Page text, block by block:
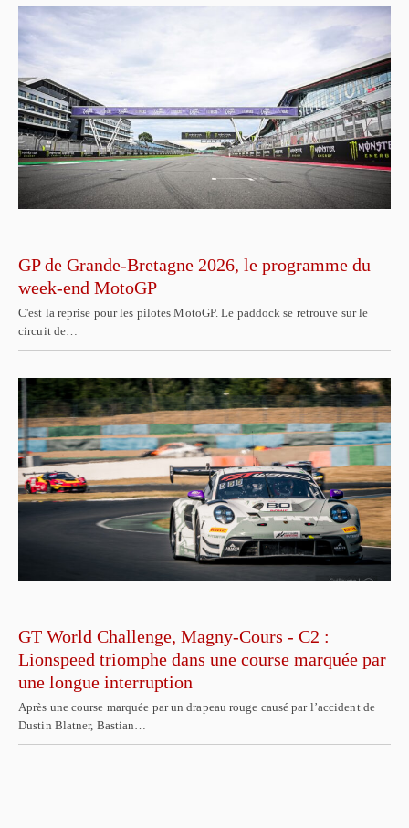
GP de Grande-Bretagne 2026, le programme du
week-end MotoGP
C'est la reprise pour les pilotes MotoGP. Le paddock se retrouve sur le
circuit de…
GT World Challenge, Magny-Cours - C2 :
Lionspeed triomphe dans une course marquée par
une longue interruption
Après une course marquée par un drapeau rouge causé par l’accident de
Dustin Blatner, Bastian…